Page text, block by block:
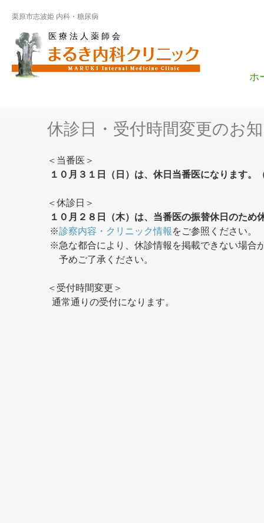
栗原市志波姫 内科・糖尿病
医 療 法 人 薬 師 会
ホ
休診日・受付時間変更のお
＜当番医＞
１０月３１日（日）は、休日当番医になります。
＜休診日＞
１０月２８日（木）は、当番医の振替休日のため
※診察内容・クリニック情報 をご参照ください。
※急な都合により、休診情報を掲載できない場合
予めご了承ください。
＜受付時間変更＞
  通常通りの受付になります。